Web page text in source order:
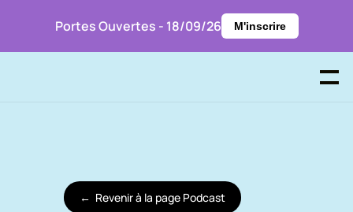
Portes Ouvertes - 18/09/26 M'inscrire
← Revenirà la page Podcast